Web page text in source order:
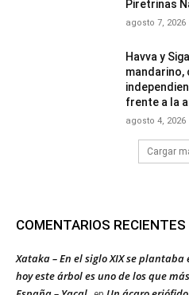
Piretrinas
agosto 7, 2026
Havva y
mandarino,
frente a la
agosto 4, 2026
Cargar
COMENTARIOS RECIENTES
Xataka – En el siglo XIX se
hoy este árbol es uno de los que